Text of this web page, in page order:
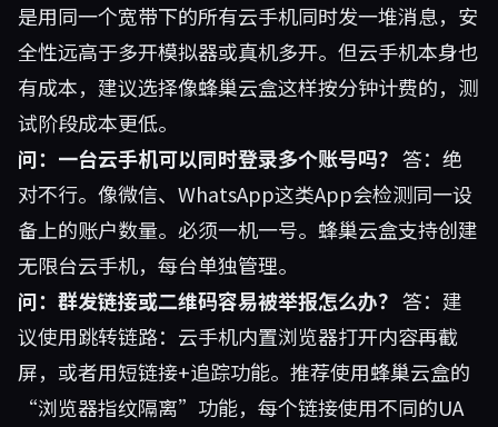
是用同一个宽带下的所有云手机同时发一堆消息，安
全性远高于多开模拟器或真机多开。但云手机本身也
有成本，建议选择像蜂巢云盒这样按分钟计费的，测
试阶段成本更低。
问：一台云手机可以同时登录多个账号吗？ 答：绝
对不行。像微信、WhatsApp这类App会检测同一设
备上的账户数量。必须一机一号。蜂巢云盒支持创建
无限台云手机，每台单独管理。
问：群发链接或二维码容易被举报怎么办？ 答：建
议使用跳转链路：云手机内置浏览器打开内容再截
屏，或者用短链接+追踪功能。推荐使用蜂巢云盒的
“浏览器指纹隔离”功能，每个链接使用不同的UA